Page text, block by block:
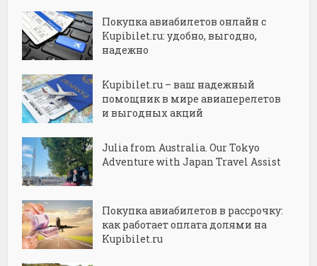
Покупка авиабилетов онлайн с
Kupibilet.ru: удобно, выгодно,
надежно
Kupibilet.ru – ваш надежный
помощник в мире авиаперелетов
и выгодных акций
Julia from Australia. Our Tokyo
Adventure with Japan Travel Assist
Покупка авиабилетов в рассрочку:
как работает оплата долями на
Kupibilet.ru